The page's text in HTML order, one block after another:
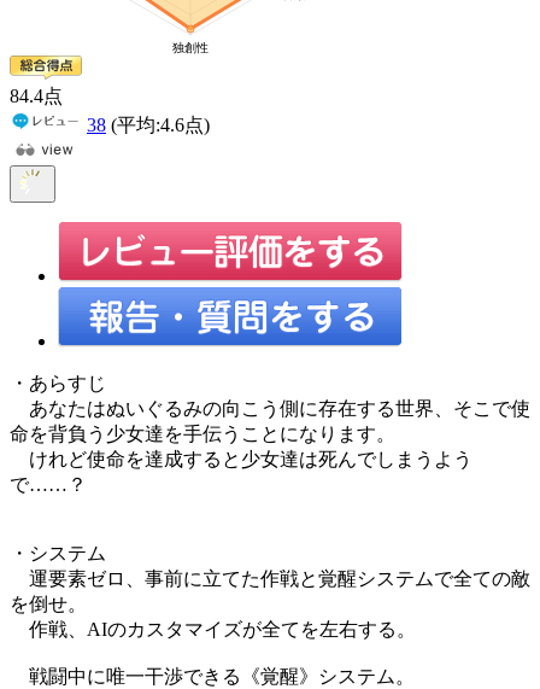
84.4点
38 (平均:4.6点)
・あらすじ
あなたはぬいぐるみの向こう側に存在する世界、そこで使
命を背負う少女達を手伝うことになります。
けれど使命を達成すると少女達は死んでしまうよう
で……？
・システム
運要素ゼロ、事前に立てた作戦と覚醒システムで全ての敵
を倒せ。
作戦、AIのカスタマイズが全てを左右する。
戦闘中に唯一干渉できる《覚醒》システム。